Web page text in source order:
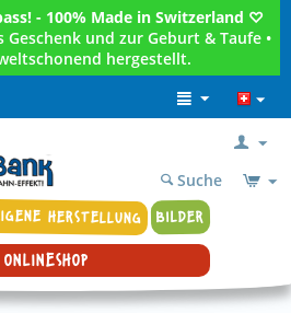
- 100% Made in Switzerland ♡
Geschenk und zur Geburt & Taufe •
hergestellt.
HERSTELLUNG BILDER
Suche
ONLINESHOP